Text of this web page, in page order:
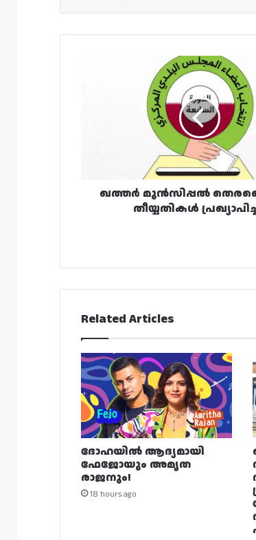
ഖത്തർ മുൻസിപ്പൽ
തീയ്യതികൾ
Related Articles
ദോഹയിൽ ആദ്യമായി
ഫേജോയും അമൃത
രാജനും!
18 hours ago